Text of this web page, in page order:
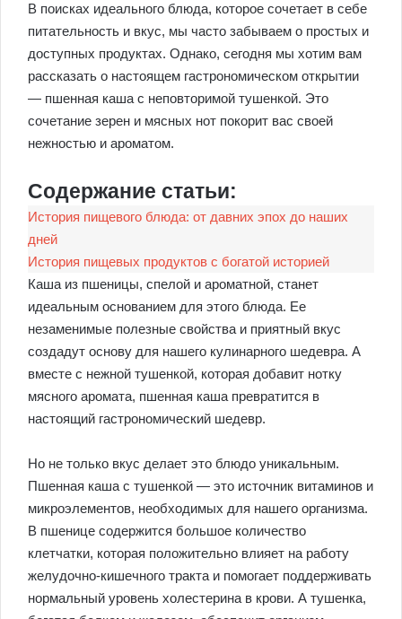
В поисках идеального блюда, которое сочетает в себе
питательность и вкус, мы часто забываем о простых и
доступных продуктах. Однако, сегодня мы хотим вам
рассказать о настоящем гастрономическом открытии
— пшенная каша с неповторимой тушенкой. Это
сочетание зерен и мясных нот покорит вас своей
нежностью и ароматом.
Содержание статьи:
История пищевого блюда: от давних эпох до наших
дней
История пищевых продуктов с богатой историей
Каша из пшеницы, спелой и ароматной, станет
идеальным основанием для этого блюда. Ее
незаменимые полезные свойства и приятный вкус
создадут основу для нашего кулинарного шедевра. А
вместе с нежной тушенкой, которая добавит нотку
мясного аромата, пшенная каша превратится в
настоящий гастрономический шедевр.
Но не только вкус делает это блюдо уникальным.
Пшенная каша с тушенкой — это источник витаминов и
микроэлементов, необходимых для нашего организма.
В пшенице содержится большое количество
клетчатки, которая положительно влияет на работу
желудочно-кишечного тракта и помогает поддерживать
нормальный уровень холестерина в крови. А тушенка,